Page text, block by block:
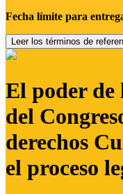
Fecha límite para
Leer los términos de
El poder de
del
derechos
el proceso